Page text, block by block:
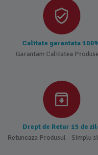
Calitate garantata
Garantam Calitatea
Drept de Retur 15 de
Retuneaza Produsul - Simplu